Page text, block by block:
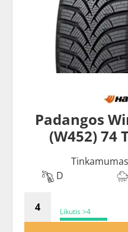
Padangos
(W452) 74
D
Likutis >4